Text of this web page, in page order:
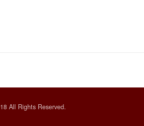
All Rights Reserved.